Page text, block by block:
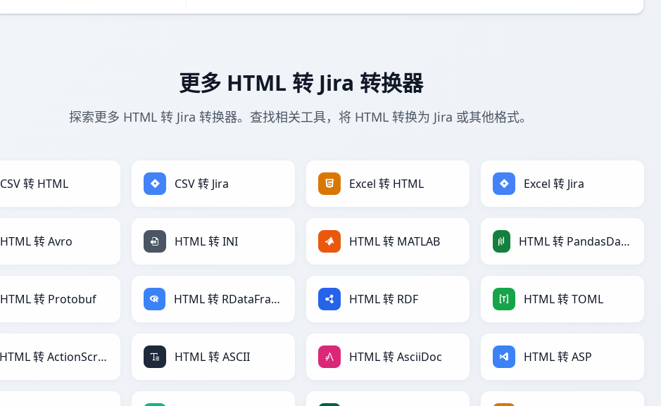
更多 HTML 转 Jira 转换器
探索更多 HTML 转 Jira 转换器。查找相关工具，将 HTML 转换为 Jira 或其他格式。
CSV 转 HTML CSV 转 Jira Excel 转 HTML Excel 转 Jira
HTML 转 Avro HTML 转 INI HTML 转 MATLAB HTML 转 PandasDataFrame
HTML 转 Protobuf HTML 转 RDataFrame HTML 转 RDF HTML 转 TOML
HTML 转 ActionScript HTML 转 ASCII HTML 转 AsciiDoc HTML 转 ASP